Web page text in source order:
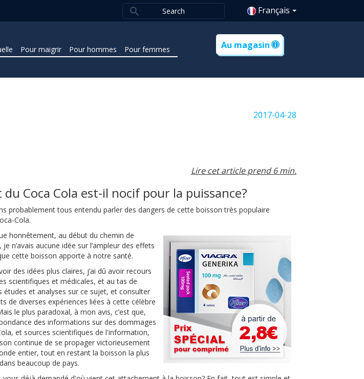
Français
Pour maigrir Pour hommes Pour femmes Au magasin
2017-04-28
Lire cet article prend 6 min.
du Coca Cola est-il nocif pour la puissance?
probablement tous entendu parler des dangers de cette boisson très populaire
Cola.
honnêtement, au début du chemin de
je n’avais aucune idée sur l’ampleur des effets
cette boisson apporte à notre santé.
des idées plus claires, j’ai dû avoir recours
scientifiques et médicales, et au tas de
études et analyses sur ce sujet, et consulter
de diverses expériences liées à cette célèbre
le plus paradoxal, à mon avis, c’est que,
des informations sur des dommages
et sources scientifiques de l'information,
continue de se propager victorieusement
entier, tout en restant la boisson la plus
beaucoup de pays.